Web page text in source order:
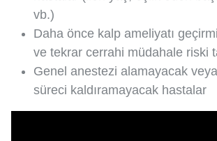
vb.)
Daha önce kalp ameliyatı
ve tekrar cerrahi müdahale riski
Genel anestezi alamayacak
süreci kaldıramayacak hastalar